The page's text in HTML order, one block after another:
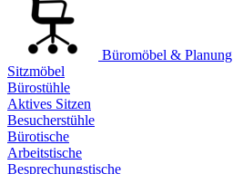
Büromöbel & Planung
Sitzmöbel
Bürostühle
Aktives Sitzen
Besucherstühle
Bürotische
Arbeitstische
Besprechungstische